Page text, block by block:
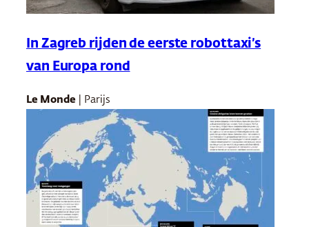
In Zagreb rijden de eerste robottaxi’s
van Europa rond
Le Monde | Parijs